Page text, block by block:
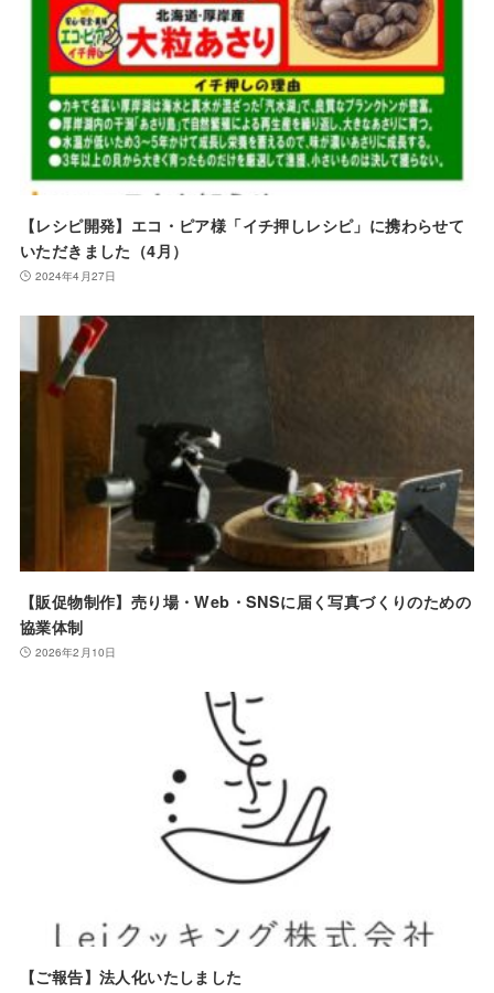
【レシピ開発】エコ・ピア様「イチ押しレシピ」に携わらせて
いただきました（4月）
2024年4月27日
【販促物制作】売り場・Web・SNSに届く写真づくりのための
協業体制
2026年2月10日
【ご報告】法人化いたしました